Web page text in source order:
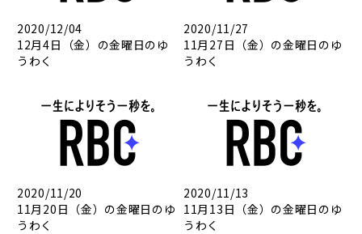
2020/12/04
12月4日（金）の金曜日のゆ
うわく
2020/11/27
11月27日（金）の金曜日のゆ
うわく
2020/11/20
11月20日（金）の金曜日のゆ
うわく
2020/11/13
11月13日（金）の金曜日のゆ
うわく